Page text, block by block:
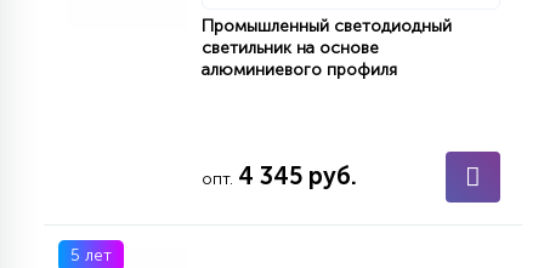
Промышленный светодиодный
светильник на основе
алюминиевого профиля
опт. 4 345 руб.
5 лет